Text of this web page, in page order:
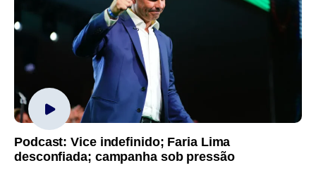
Podcast: Vice indefinido; Faria Lima
desconfiada; campanha sob pressão